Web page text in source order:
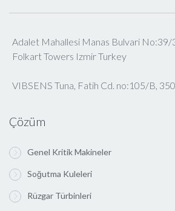
Adalet Mahallesi Manas Bulvari
Folkart Towers Izmir Turkey
VIBSENS Tuna, Fatih Cd. no:105/B,
Çözüm
Genel Kritik Makineler
Soğutma Kuleleri
Rüzgar Türbinleri